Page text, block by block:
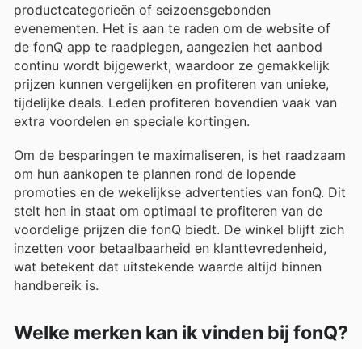
productcategorieën of seizoensgebonden
evenementen. Het is aan te raden om de website of
de fonQ app te raadplegen, aangezien het aanbod
continu wordt bijgewerkt, waardoor ze gemakkelijk
prijzen kunnen vergelijken en profiteren van unieke,
tijdelijke deals. Leden profiteren bovendien vaak van
extra voordelen en speciale kortingen.
Om de besparingen te maximaliseren, is het raadzaam
om hun aankopen te plannen rond de lopende
promoties en de wekelijkse advertenties van fonQ. Dit
stelt hen in staat om optimaal te profiteren van de
voordelige prijzen die fonQ biedt. De winkel blijft zich
inzetten voor betaalbaarheid en klanttevredenheid,
wat betekent dat uitstekende waarde altijd binnen
handbereik is.
Welke merken kan ik vinden bij fonQ?